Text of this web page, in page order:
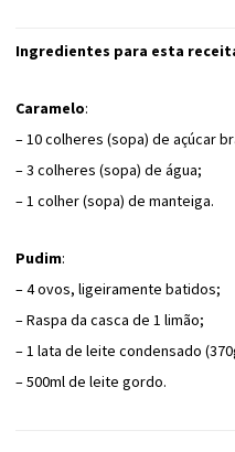
Ingredientes para esta
Caramelo:
– 10 colheres (sopa) de açúcar
– 3 colheres (sopa) de água;
– 1 colher (sopa) de manteiga.
Pudim:
– 4 ovos, ligeiramente batidos;
– Raspa da casca de 1 limão;
– 1 lata de leite condensado
– 500ml de leite gordo.